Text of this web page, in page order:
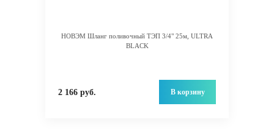
НОВЭМ Шланг поливочный ТЭП 3/4" 25м, ULTRA
BLACK
2 166 руб. В корзину